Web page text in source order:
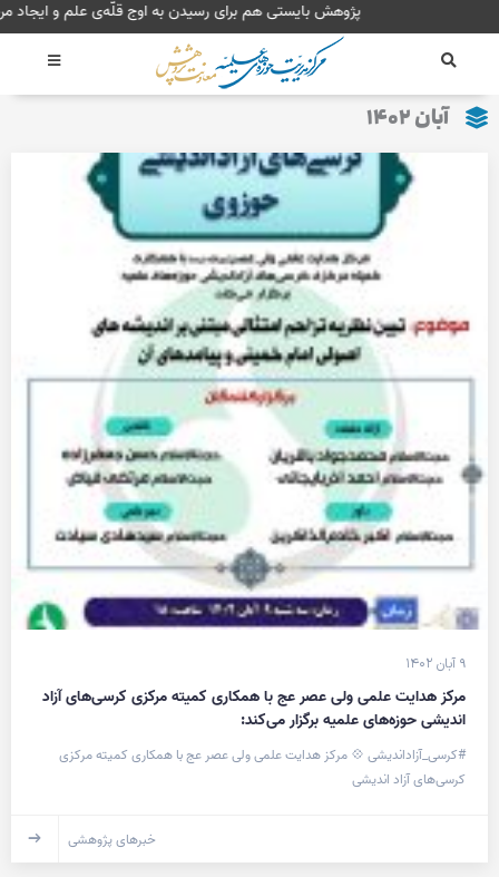
به
پژوهش بایستی هم
آبان ۱۴۰۲
۹ آبان ۱۴۰۲
مرکز هدایت علمی ولی عصر عج با همکاری کمیته مرکزی کرسی‌های آزاد
اندیشی حوزه‌های علمیه برگزار می‌کند:
#کرسی_آزاداندیشی 💠 مرکز هدایت علمی ولی عصر عج با همکاری کمیته مرکزی
کرسی‌های آزاد اندیشی
خبرهای پژوهشی